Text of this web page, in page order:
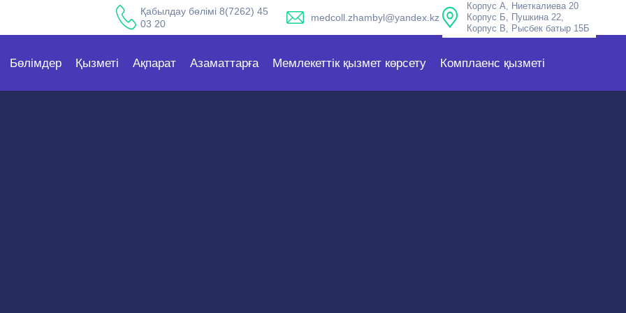
Қабылдау бөлімі 8(7262) 45
03 20
medcoll.zhambyl@yandex.kz
Корпус А, Ниеткалиева 20
Корпус Б, Пушкина 22,
Корпус В, Рысбек батыр 15Б
Бөлімдер Қызметі Ақпарат Азаматтарға Мемлекеттік қызмет көрсету Комплаенс қызметі